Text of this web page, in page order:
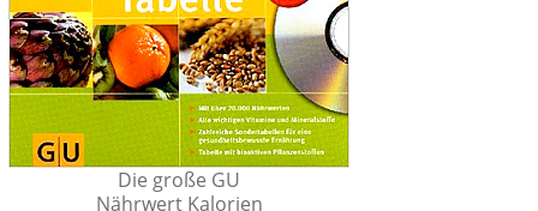
Die große GU
Nährwert Kalorien